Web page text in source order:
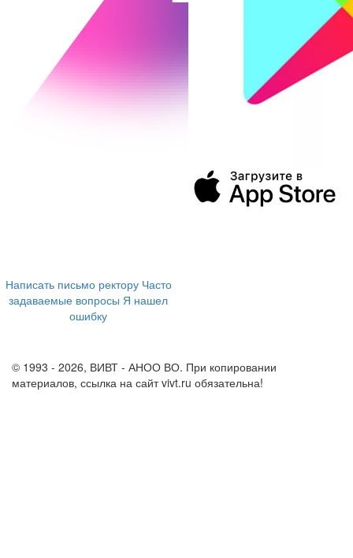
Написать письмо ректору Часто
задаваемые вопросы Я нашел
ошибку
© 1993 - 2026, ВИВТ - АНОО ВО. При копировании
материалов, ссылка на сайт vivt.ru обязательна!